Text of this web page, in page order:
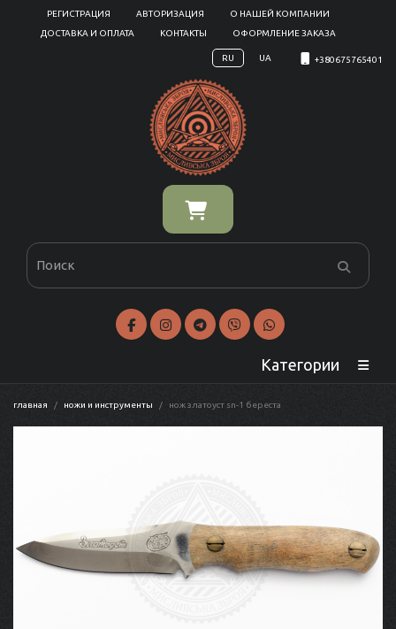
РЕГИСТРАЦИЯ АВТОРИЗАЦИЯ
О НАШЕЙ КОМПАНИИ
ДОСТАВКА И ОПЛАТА
КОНТАКТЫ ОФОРМЛЕНИЕ ЗАКАЗА
RU UA +380675765401
Категории
главная ножи и инструменты нож златоуст sn-1 береста